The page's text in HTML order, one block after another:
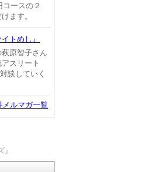
コースの２
ます。
トめし』
原智子さん
スリート
談していく
メルマガ一覧